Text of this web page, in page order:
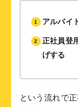
アルバイ
正社員登
げする
という流れで